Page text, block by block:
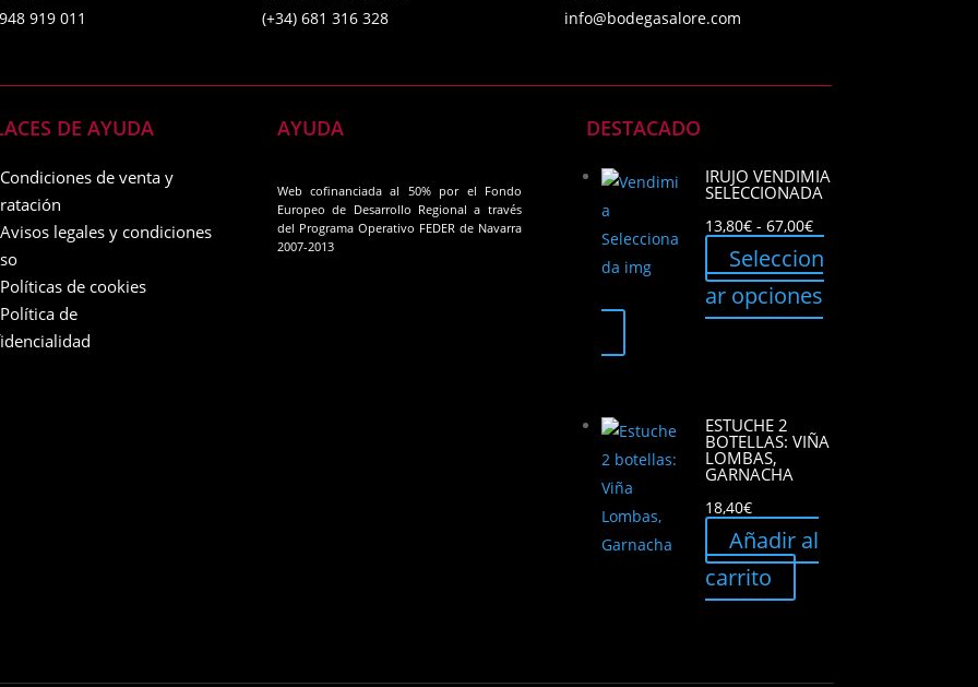
919 011 (+34) 681 316 328 info@bodegasalore.com
DE AYUDA
Condiciones de venta y
Avisos legales y condiciones
Políticas de cookies
Política de
AYUDA
Web cofinanciada al 50% por el Fondo
Europeo de Desarrollo Regional a través
del Programa Operativo FEDER de Navarra
2007-2013
DESTACADO
IRUJO VENDIMIA
SELECCIONADA
13,80€ - 67,00€Rango
de
precios:
desde
Seleccion
ar opciones
producto
variantes.
Las
opciones
se
pueden
ESTUCHE 2
BOTELLAS: VIÑA
LOMBAS,
GARNACHA
18,40€
Añadir al
carrito